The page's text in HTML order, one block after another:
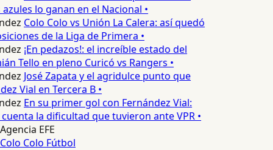
lo ganan en el Nacional •
Colo Colo vs Unión La Calera: así quedó
de la Liga de Primera •
¡En pedazos!: el increíble estado del
Tello en pleno Curicó vs Rangers •
José Zapata y el agridulce punto que
Vial en Tercera B •
En su primer gol con Fernández Vial:
la dificultad que tuvieron ante VPR •
Agencia EFE
Colo Colo Fútbol